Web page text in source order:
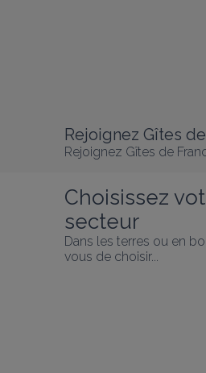
Rejoignez Gîtes
Choisissez
secteur
Dans les terres ou en
vous de choisir...